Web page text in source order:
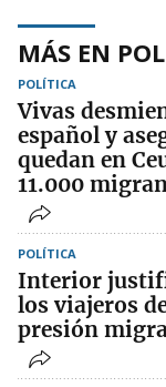
MÁS EN
POLÍTICA
Vivas
español y
quedan en
11.000
POLÍTICA
Interior
los viajeros
presión